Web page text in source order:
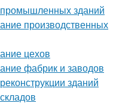
зданий
производственных
цехов
фабрик и заводов
зданий